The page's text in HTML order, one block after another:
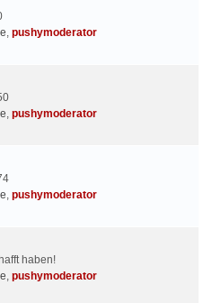
, pushymoderator
, pushymoderator
, pushymoderator
haben!
, pushymoderator